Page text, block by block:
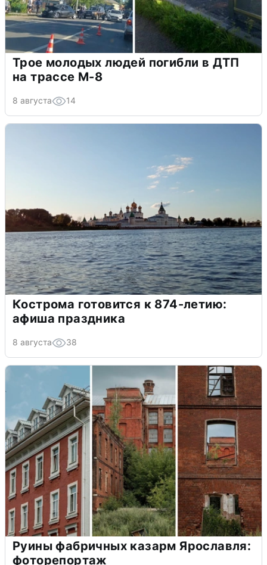
Трое молодых людей погибли в ДТП
на трассе М-8
8 августа 14
Кострома готовится к 874-летию:
афиша праздника
8 августа 38
Руины фабричных казарм Ярославля:
фоторепортаж